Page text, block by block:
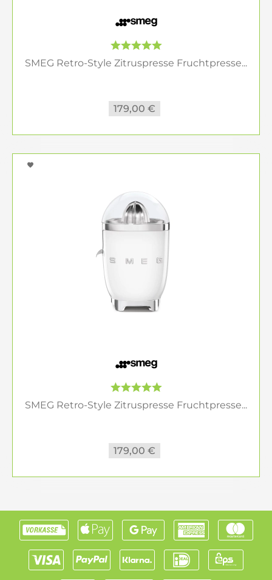
SMEG Retro-Style Zitruspresse Fruchtpresse...
179,00 €
SMEG Retro-Style Zitruspresse Fruchtpresse...
179,00 €